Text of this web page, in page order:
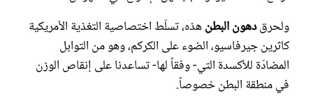
ولحرقدهون البطنهذه، تسلّط اختصاصية التغذية الأمريكية
كاثرين جيرفاسيو، الضوء على الكركم، وهو من التوابل
المضادّة للأكسدة التي- وفقاً لها- تساعدنا على إنقاص الوزن
في منطقة البطن خصوصاً.
مجلة سيدتي
غلاف رفمي